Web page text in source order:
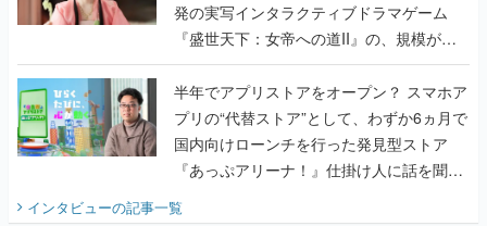
発の実写インタラクティブドラマゲーム
『盛世天下：女帝への道II』の、規模が違
うこだわりをプロデューサーに聞いた
半年でアプリストアをオープン？ スマホア
プリの“代替ストア”として、わずか6ヵ月で
国内向けローンチを行った発見型ストア
『あっぷアリーナ！』仕掛け人に話を聞い
てみた
インタビューの記事一覧